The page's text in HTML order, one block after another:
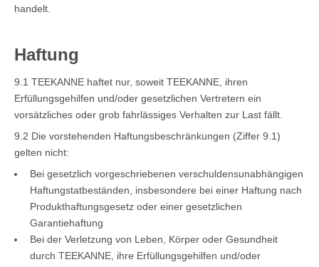
handelt.
Haftung
9.1 TEEKANNE haftet nur, soweit TEEKANNE, ihren
Erfüllungsgehilfen und/oder gesetzlichen Vertretern ein
vorsätzliches oder grob fahrlässiges Verhalten zur Last fällt.
9.2 Die vorstehenden Haftungsbeschränkungen (Ziffer 9.1)
gelten nicht:
Bei gesetzlich vorgeschriebenen verschuldensunabhängigen
Haftungstatbeständen, insbesondere bei einer Haftung nach
Produkthaftungsgesetz oder einer gesetzlichen
Garantiehaftung
Bei der Verletzung von Leben, Körper oder Gesundheit
durch TEEKANNE, ihre Erfüllungsgehilfen und/oder